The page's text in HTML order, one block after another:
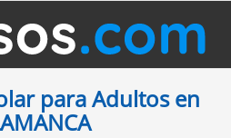
para Adultos en